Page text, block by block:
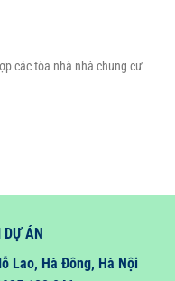
các tòa nhà nhà chung cư
DỰ ÁN
Lao, Hà Đông, Hà Nội